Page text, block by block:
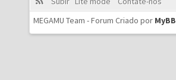
MEGAMU Team - Forum Criado por MyBB